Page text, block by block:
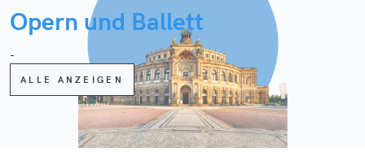
Opern und Ballett
-
ALLE ANZEIGEN